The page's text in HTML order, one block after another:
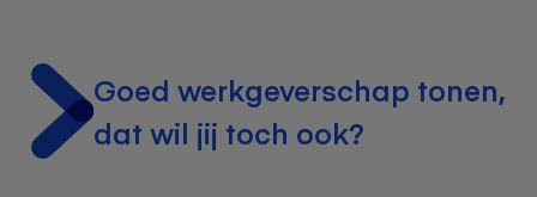
Goed werkgeverschap tonen,
dat wil jij toch ook?